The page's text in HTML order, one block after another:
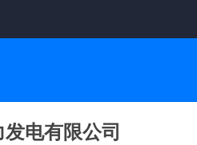
电有限公司